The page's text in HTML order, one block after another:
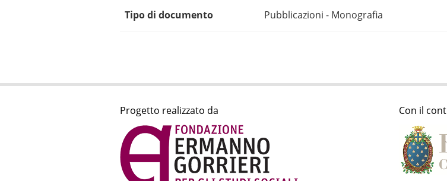
Tipo di documento Pubblicazioni - Monografia
Progetto realizzato da Con il